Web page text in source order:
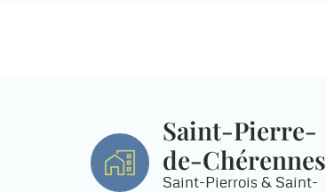
Saint-Pierre-
de-Chérennes
Saint-Pierrois & Saint-